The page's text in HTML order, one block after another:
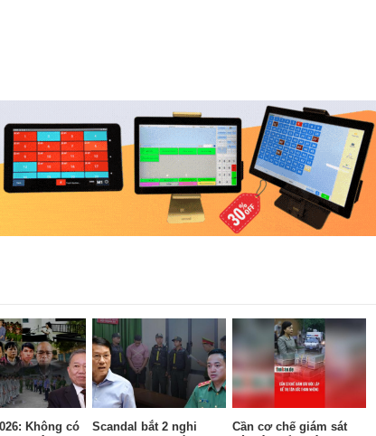
Không có
Scandal bắt 2 nghi
Cần cơ chế giám sát